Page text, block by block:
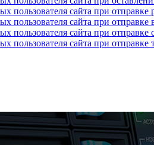
пользователя сайта при отправке
пользователя сайта при
пользователя сайта при
пользователя сайта при